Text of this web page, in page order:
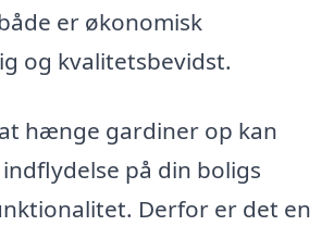
er økonomisk
og kvalitetsbevidst.
hænge gardiner op kan
på din boligs
Derfor er det en